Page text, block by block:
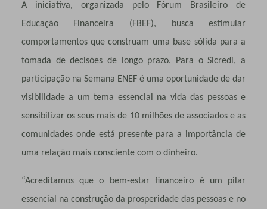
A iniciativa, organizada pelo Fórum Brasileiro de
Educação Financeira (FBEF), busca estimular
comportamentos que construam uma base sólida para a
tomada de decisões de longo prazo. Para o Sicredi, a
participação na Semana ENEF é uma oportunidade de dar
visibilidade a um tema essencial na vida das pessoas e
sensibilizar os seus mais de 10 milhões de associados e as
comunidades onde está presente para a importância de
uma relação mais consciente com o dinheiro.
“Acreditamos que o bem-estar financeiro é um pilar
essencial na construção da prosperidade das pessoas e no